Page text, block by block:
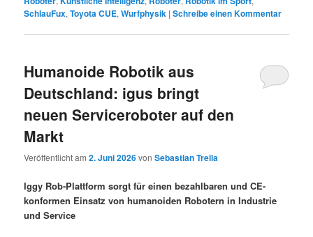
SchlauFux,Toyota CUE,Wurfphysik |Schreibe einen Kommentar
Humanoide Robotik aus
Deutschland: igus bringt
neuen Serviceroboter auf den
Markt
Veröffentlicht am2. Juni 2026vonSebastian Trella
Iggy Rob-Plattform sorgt für einen bezahlbaren und CE-
konformen Einsatz von humanoiden Robotern in Industrie
und Service